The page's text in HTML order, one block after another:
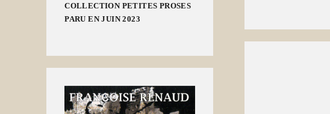
COLLECTION PETITES PROSES
PARU EN JUIN 2023